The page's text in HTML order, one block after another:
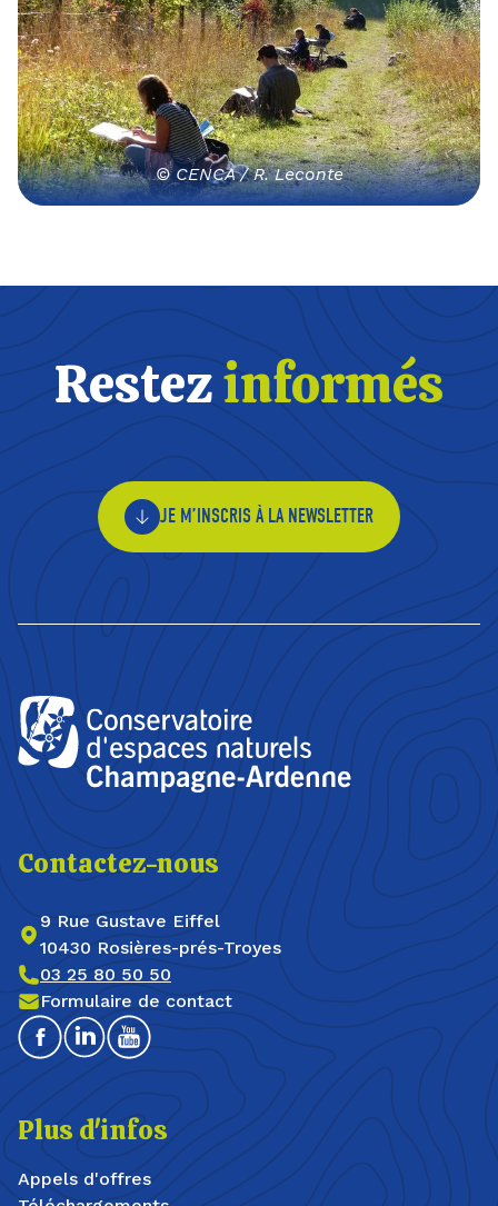
© CENCA / R. Leconte
Restezinformés
JE M’INSCRIS À LA NEWSLETTER
Contactez-nous
9 Rue Gustave Eiffel
10430 Rosières-prés-Troyes
03 25 80 50 50
Formulaire de contact
FacebookLinkedinYoutube
Plus d'infos
Appels d'offres